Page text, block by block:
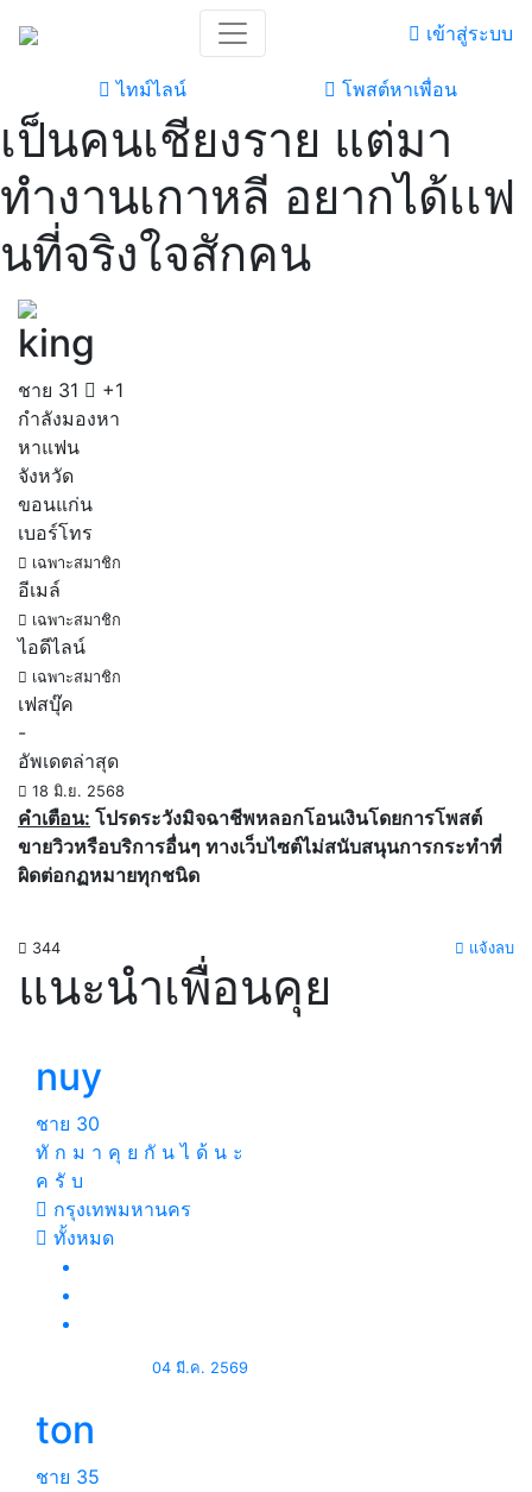
เข้าสู่ระบบ
ไทม์ไลน์ โพสต์หาเพื่อน
เป็นคนเชียงราย แต่มา
ทำงานเกาหลี อยากได้เเฟ
นที่จริงใจสักคน
king
ชาย 31
+1
กำลังมองหา
หาแฟน
จังหวัด
ขอนแก่น
เบอร์โทร
เฉพาะสมาชิก
อีเมล์
เฉพาะสมาชิก
ไอดีไลน์
เฉพาะสมาชิก
เฟสบุ๊ค
-
อัพเดตล่าสุด
18 มิ.ย. 2568
คำเตือน: โปรดระวังมิจฉาชีพหลอกโอนเงินโดยการโพสต์
ขายวิวหรือบริการอื่นๆ ทางเว็บไซต์ไม่สนับสนุนการกระทำที่
ผิดต่อกฏหมายทุกชนิด
344 แจ้งลบ
แนะนำเพื่อนคุย
nuy
ชาย 30
ทั ก ม า คุ ย กั น ไ ด้ น ะ
ค รั บ
กรุงเทพมหานคร
ทั้งหมด
04 มี.ค. 2569
ton
ชาย 35